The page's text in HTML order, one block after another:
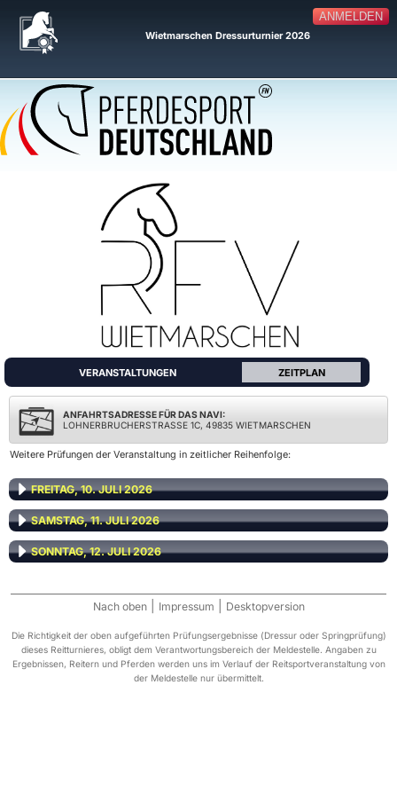
ANMELDEN
Wietmarschen Dressurturnier 2026
VERANSTALTUNGEN ZEITPLAN
ANFAHRTSADRESSE FÜR DAS NAVI:
LOHNERBRUCHERSTRASSE 1C, 49835 WIETMARSCHEN
Weitere Prüfungen der Veranstaltung in zeitlicher Reihenfolge:
FREITAG, 10. JULI 2026
SAMSTAG, 11. JULI 2026
SONNTAG, 12. JULI 2026
Nach oben Impressum Desktopversion
Die Richtigkeit der oben aufgeführten Prüfungsergebnisse (Dressur oder Springprüfung)
dieses Reitturnieres, obligt dem Verantwortungsbereich der Meldestelle. Angaben zu
Ergebnissen, Reitern und Pferden werden uns im Verlauf der Reitsportveranstaltung von
der Meldestelle nur übermittelt.